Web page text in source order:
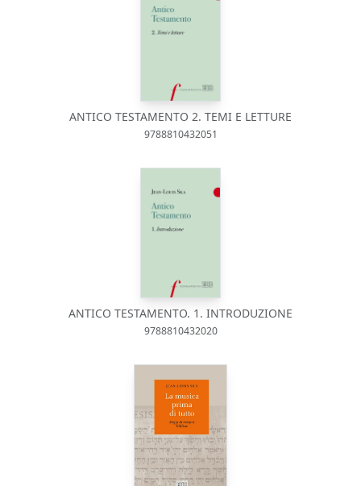
ANTICO TESTAMENTO 2. TEMI E LETTURE
9788810432051
ANTICO TESTAMENTO. 1. INTRODUZIONE
9788810432020